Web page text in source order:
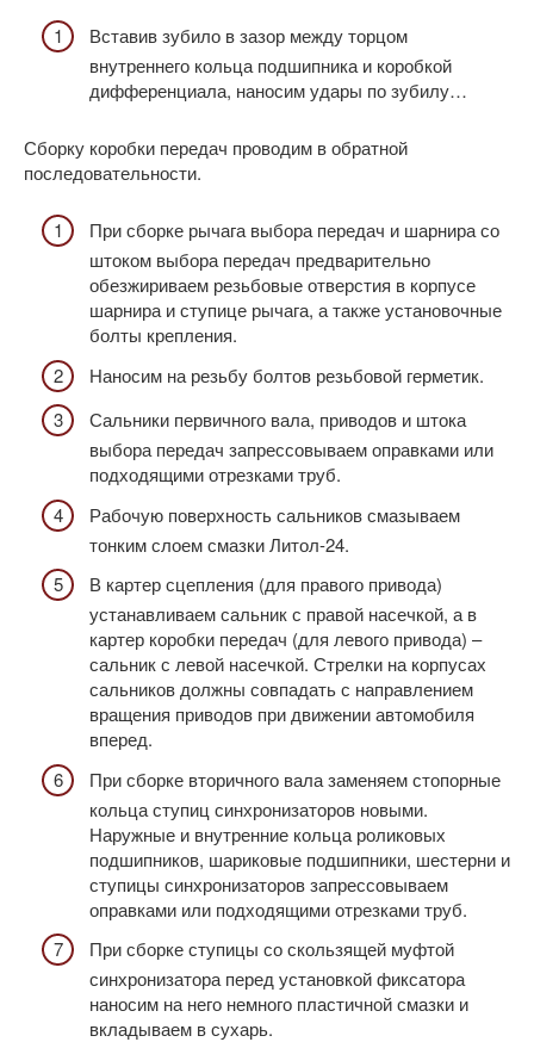
Вставив зубило в зазор между торцом
внутреннего кольца подшипника и коробкой
дифференциала, наносим удары по зубилу…
Сборку коробки передач проводим в обратной
последовательности.
При сборке рычага выбора передач и шарнира со
штоком выбора передач предварительно
обезжириваем резьбовые отверстия в корпусе
шарнира и ступице рычага, а также установочные
болты крепления.
Наносим на резьбу болтов резьбовой герметик.
Сальники первичного вала, приводов и штока
выбора передач запрессовываем оправками или
подходящими отрезками труб.
Рабочую поверхность сальников смазываем
тонким слоем смазки Литол-24.
В картер сцепления (для правого привода)
устанавливаем сальник с правой насечкой, а в
картер коробки передач (для левого привода) –
сальник с левой насечкой. Стрелки на корпусах
сальников должны совпадать с направлением
вращения приводов при движении автомобиля
вперед.
При сборке вторичного вала заменяем стопорные
кольца ступиц синхронизаторов новыми.
Наружные и внутренние кольца роликовых
подшипников, шариковые подшипники, шестерни и
ступицы синхронизаторов запрессовываем
оправками или подходящими отрезками труб.
При сборке ступицы со скользящей муфтой
синхронизатора перед установкой фиксатора
наносим на него немного пластичной смазки и
вкладываем в сухарь.